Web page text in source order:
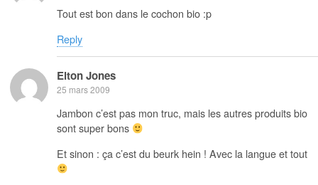
Tout est bon dans le cochon bio :p
Reply
Elton Jones
25 mars 2009
Jambon c’est pas mon truc, mais les autres produits bio
sont super bons
Et sinon : ça c’est du beurk hein ! Avec la langue et tout